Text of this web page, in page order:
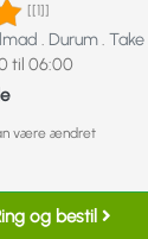
[[1]]
. Durum.
til 06:00
være ændret
og bestil